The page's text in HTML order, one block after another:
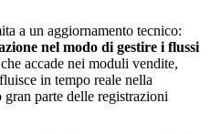
a un aggiornamento tecnico:
nel modo di gestire i flussi
accade nei moduli vendite,
in tempo reale nella
parte delle registrazioni